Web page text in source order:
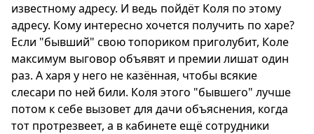
известному адресу. И ведь пойдёт Коля по этому
адресу. Кому интересно хочется получить по харе?
Если "бывший" свою топориком приголубит, Коле
максимум выговор объявят и премии лишат один
раз. А харя у него не казённая, чтобы всякие
слесари по ней били. Коля этого "бывшего" лучше
потом к себе вызовет для дачи объяснения, когда
тот протрезвеет, а в кабинете ещё сотрудники